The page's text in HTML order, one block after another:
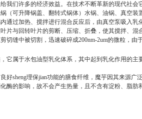
我们许多的经济效益。在技术不断革新的现代社会
（可升降锅盖、翻转式锅体）水锅、油锅、真空装
通过加热、搅拌进行混合反应后，由真空泵吸入
片与回转叶片的剪断、压缩、折叠，使其搅拌、
切缝中被切割，迅速破碎成200nm-2um的微粒，
它属于水包油型乳化体系，其中起到乳化作用的
好sheng理保jian功能的膳食纤维，魔芋因其来源
酶的影响，故不会产生热量，且不含有淀粉、脂